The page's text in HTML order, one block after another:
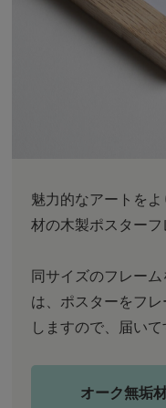
魅力的なアートを
材の木製ポスターフ
同サイズのフレー
は、ポスターをフ
しますので、届い
オーク無垢